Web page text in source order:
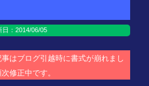
日：2014/06/05
はブログ引越時に書式が崩れまし
修正中です。